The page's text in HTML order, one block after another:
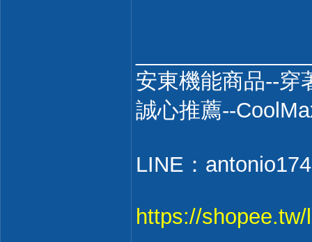
安東機能商品--穿
誠心推薦--
LINE：
https://